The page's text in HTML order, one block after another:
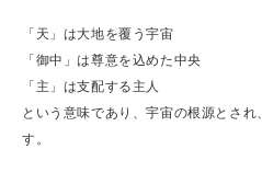
「天」は大地を覆う宇宙
「御中」は尊意を込めた中央
「主」は支配する主人
という意味であり、宇宙の根源とさ
す。